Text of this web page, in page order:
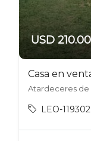
USD
Atardeceres de
LEO-119302